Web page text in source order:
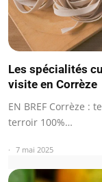
Les spécialités
visite en Corrèze
EN BREF Corrèze
terroir 100%…
7 mai 2025